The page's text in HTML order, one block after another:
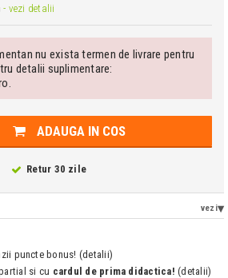
- vezi detalii
nu exista termen de livrare pentru
detalii suplimentare:
ADAUGA IN COS
Retur 30 zile
vezi
puncte bonus! (detalii)
si cu cardul de prima didactica! (detalii)